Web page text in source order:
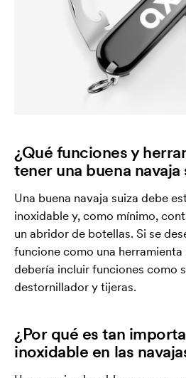
¿Qué funciones y
tener una buena navaja
Una buena navaja suiza debe
inoxidable y, como mínimo,
un abridor de botellas. Si se
funcione como una
debería incluir funciones como
destornillador y tijeras.
¿Por qué es tan
inoxidable en las